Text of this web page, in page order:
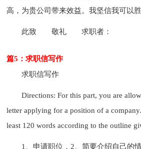
高，为贵公司带来效益。我坚信我可以
此致 敬礼 求职者：
篇5：求职信写作
求职信写作
Directions: For this part, you are
letter applying for a position of a
least 120 words according to the outline
1、申请职位，2、简要介绍自己的